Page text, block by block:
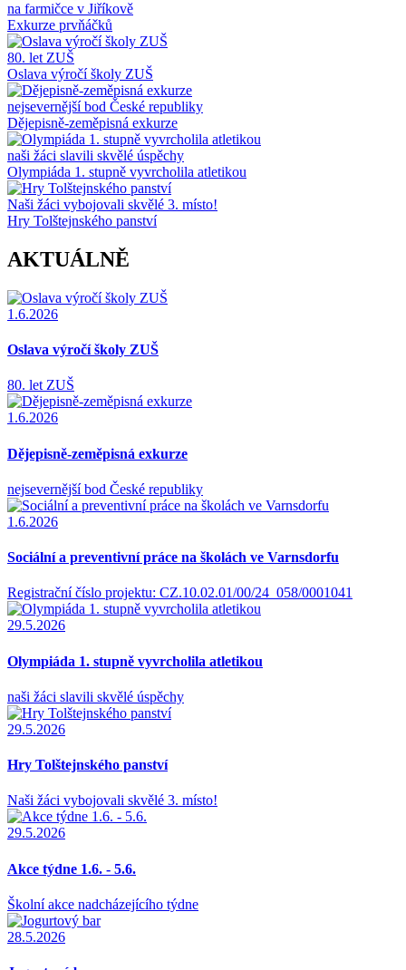
na farmičce v Jiříkově
Exkurze prvňáčků
80. let ZUŠ
Oslava výročí školy ZUŠ
nejsevernější bod České republiky
Dějepisně-zeměpisná exkurze
naši žáci slavili skvělé úspěchy
Olympiáda 1. stupně vyvrcholila atletikou
Naši žáci vybojovali skvělé 3. místo!
Hry Tolštejnského panství
AKTUÁLNĚ
1.6.2026
Oslava výročí školy ZUŠ
80. let ZUŠ
1.6.2026
Dějepisně-zeměpisná exkurze
nejsevernější bod České republiky
1.6.2026
Sociální a preventivní práce na školách ve Varnsdorfu
Registrační číslo projektu: CZ.10.02.01/00/24_058/0001041
29.5.2026
Olympiáda 1. stupně vyvrcholila atletikou
naši žáci slavili skvělé úspěchy
29.5.2026
Hry Tolštejnského panství
Naši žáci vybojovali skvělé 3. místo!
29.5.2026
Akce týdne 1.6. - 5.6.
Školní akce nadcházejícího týdne
28.5.2026